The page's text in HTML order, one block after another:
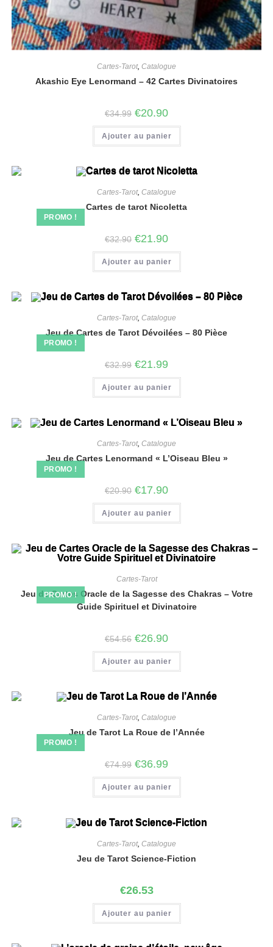
Cartes-Tarot, Catalogue
Akashic Eye Lenormand – 42 Cartes Divinatoires
€34.99 €20.90
Ajouter au panier
PROMO !
Cartes-Tarot, Catalogue
Cartes de tarot Nicoletta
€32.90 €21.90
Ajouter au panier
PROMO !
Cartes-Tarot, Catalogue
Jeu de Cartes de Tarot Dévoilées – 80 Pièce
€32.99 €21.99
Ajouter au panier
PROMO !
Cartes-Tarot, Catalogue
Jeu de Cartes Lenormand « L’Oiseau Bleu »
€20.90 €17.90
Ajouter au panier
PROMO !
Cartes-Tarot
Jeu de Cartes Oracle de la Sagesse des Chakras – Votre
Guide Spirituel et Divinatoire
€54.56 €26.90
Ajouter au panier
PROMO !
Cartes-Tarot, Catalogue
Jeu de Tarot La Roue de l’Année
€74.99 €36.99
Ajouter au panier
Cartes-Tarot, Catalogue
Jeu de Tarot Science-Fiction
€26.53
Ajouter au panier